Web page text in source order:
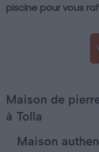
piscine pour vous
Maison de
à Tolla
Maison